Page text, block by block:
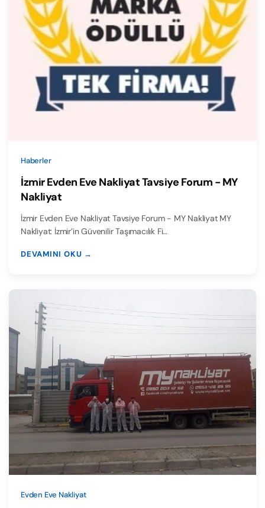
Haberler
İzmir Evden Eve Nakliyat Tavsiye Forum - MY
Nakliyat
İzmir Evden Eve Nakliyat Tavsiye Forum - MY Nakliyat MY
Nakliyat: İzmir’in Güvenilir Taşımacılık Fi…
DEVAMINI OKU →
Evden Eve Nakliyat